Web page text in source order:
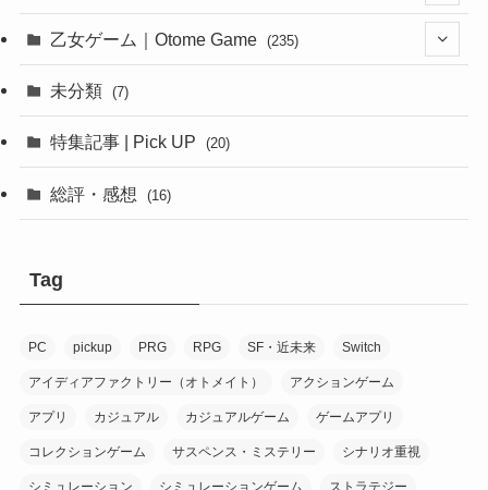
(1)
(6)
(1)
(2)
(1) (1)
(1)
(20)
(1)
乙女ゲーム｜Otome Game (235)
(10)
(6)
未分類 (7)
特集記事 | Pick UP (20)
総評・感想 (16)
Tag
PC pickup PRG RPG SF・近未来 Switch
アイディアファクトリー（オトメイト） アクションゲーム
アプリ カジュアル カジュアルゲーム ゲームアプリ
コレクションゲーム サスペンス・ミステリー シナリオ重視
シミュレーション シミュレーションゲーム ストラテジー